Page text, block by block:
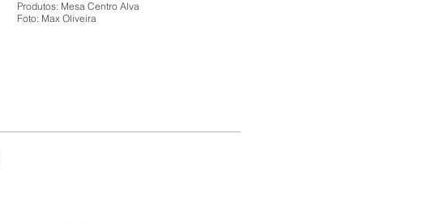
Produtos: Mesa Centro Alva
Foto: Max Oliveira